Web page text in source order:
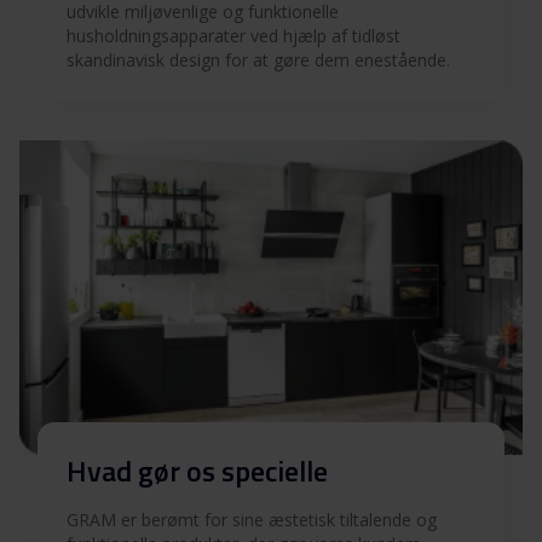
Betjeningsvejledninger
(EN)
Produktbillede KIP 17256
N
Hent alt (11) Hent udvalgt
udvikle miljøvenlige og funktionelle
husholdningsapparater ved hjælp af tidløst
skandinavisk design for at gøre dem enestående.
Hvad gør os specielle
GRAM er berømt for sine æstetisk tiltalende og